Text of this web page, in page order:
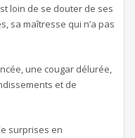
loin de se douter de ses
sa maîtresse qui n’a pas
une cougar délurée,
et de
surprises en